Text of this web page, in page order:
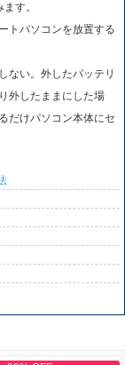
す。
トパソコンを放置する
ない。外したバッテリ
外したままにした場
だけパソコン本体にセ